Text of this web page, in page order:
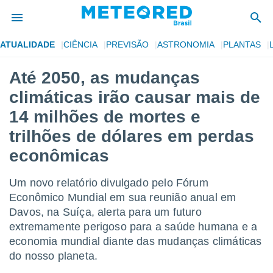
da
por
para
as
fornecidas
das
e
forma
digital
ATUALIDADE CIÊNCIA PREVISÃO ASTRONOMIA PLANTAS
Até 2050, as mudanças
climáticas irão causar mais de
14 milhões de mortes e
trilhões de dólares em perdas
econômicas
Um novo relatório divulgado pelo Fórum
Econômico Mundial em sua reunião anual em
Davos, na Suíça, alerta para um futuro
extremamente perigoso para a saúde humana e a
economia mundial diante das mudanças climáticas
do nosso planeta.